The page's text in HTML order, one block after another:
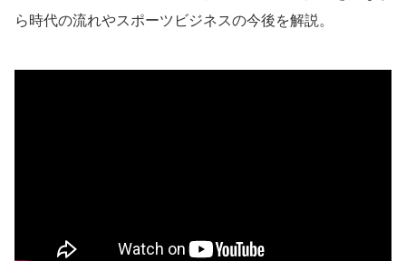
ら時代の流れやスポーツビジネスの今後を解説。